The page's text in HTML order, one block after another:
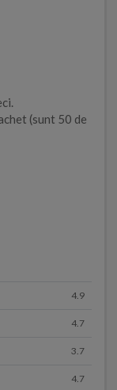
(sunt 50 de
4.9
4.7
3.7
4.7